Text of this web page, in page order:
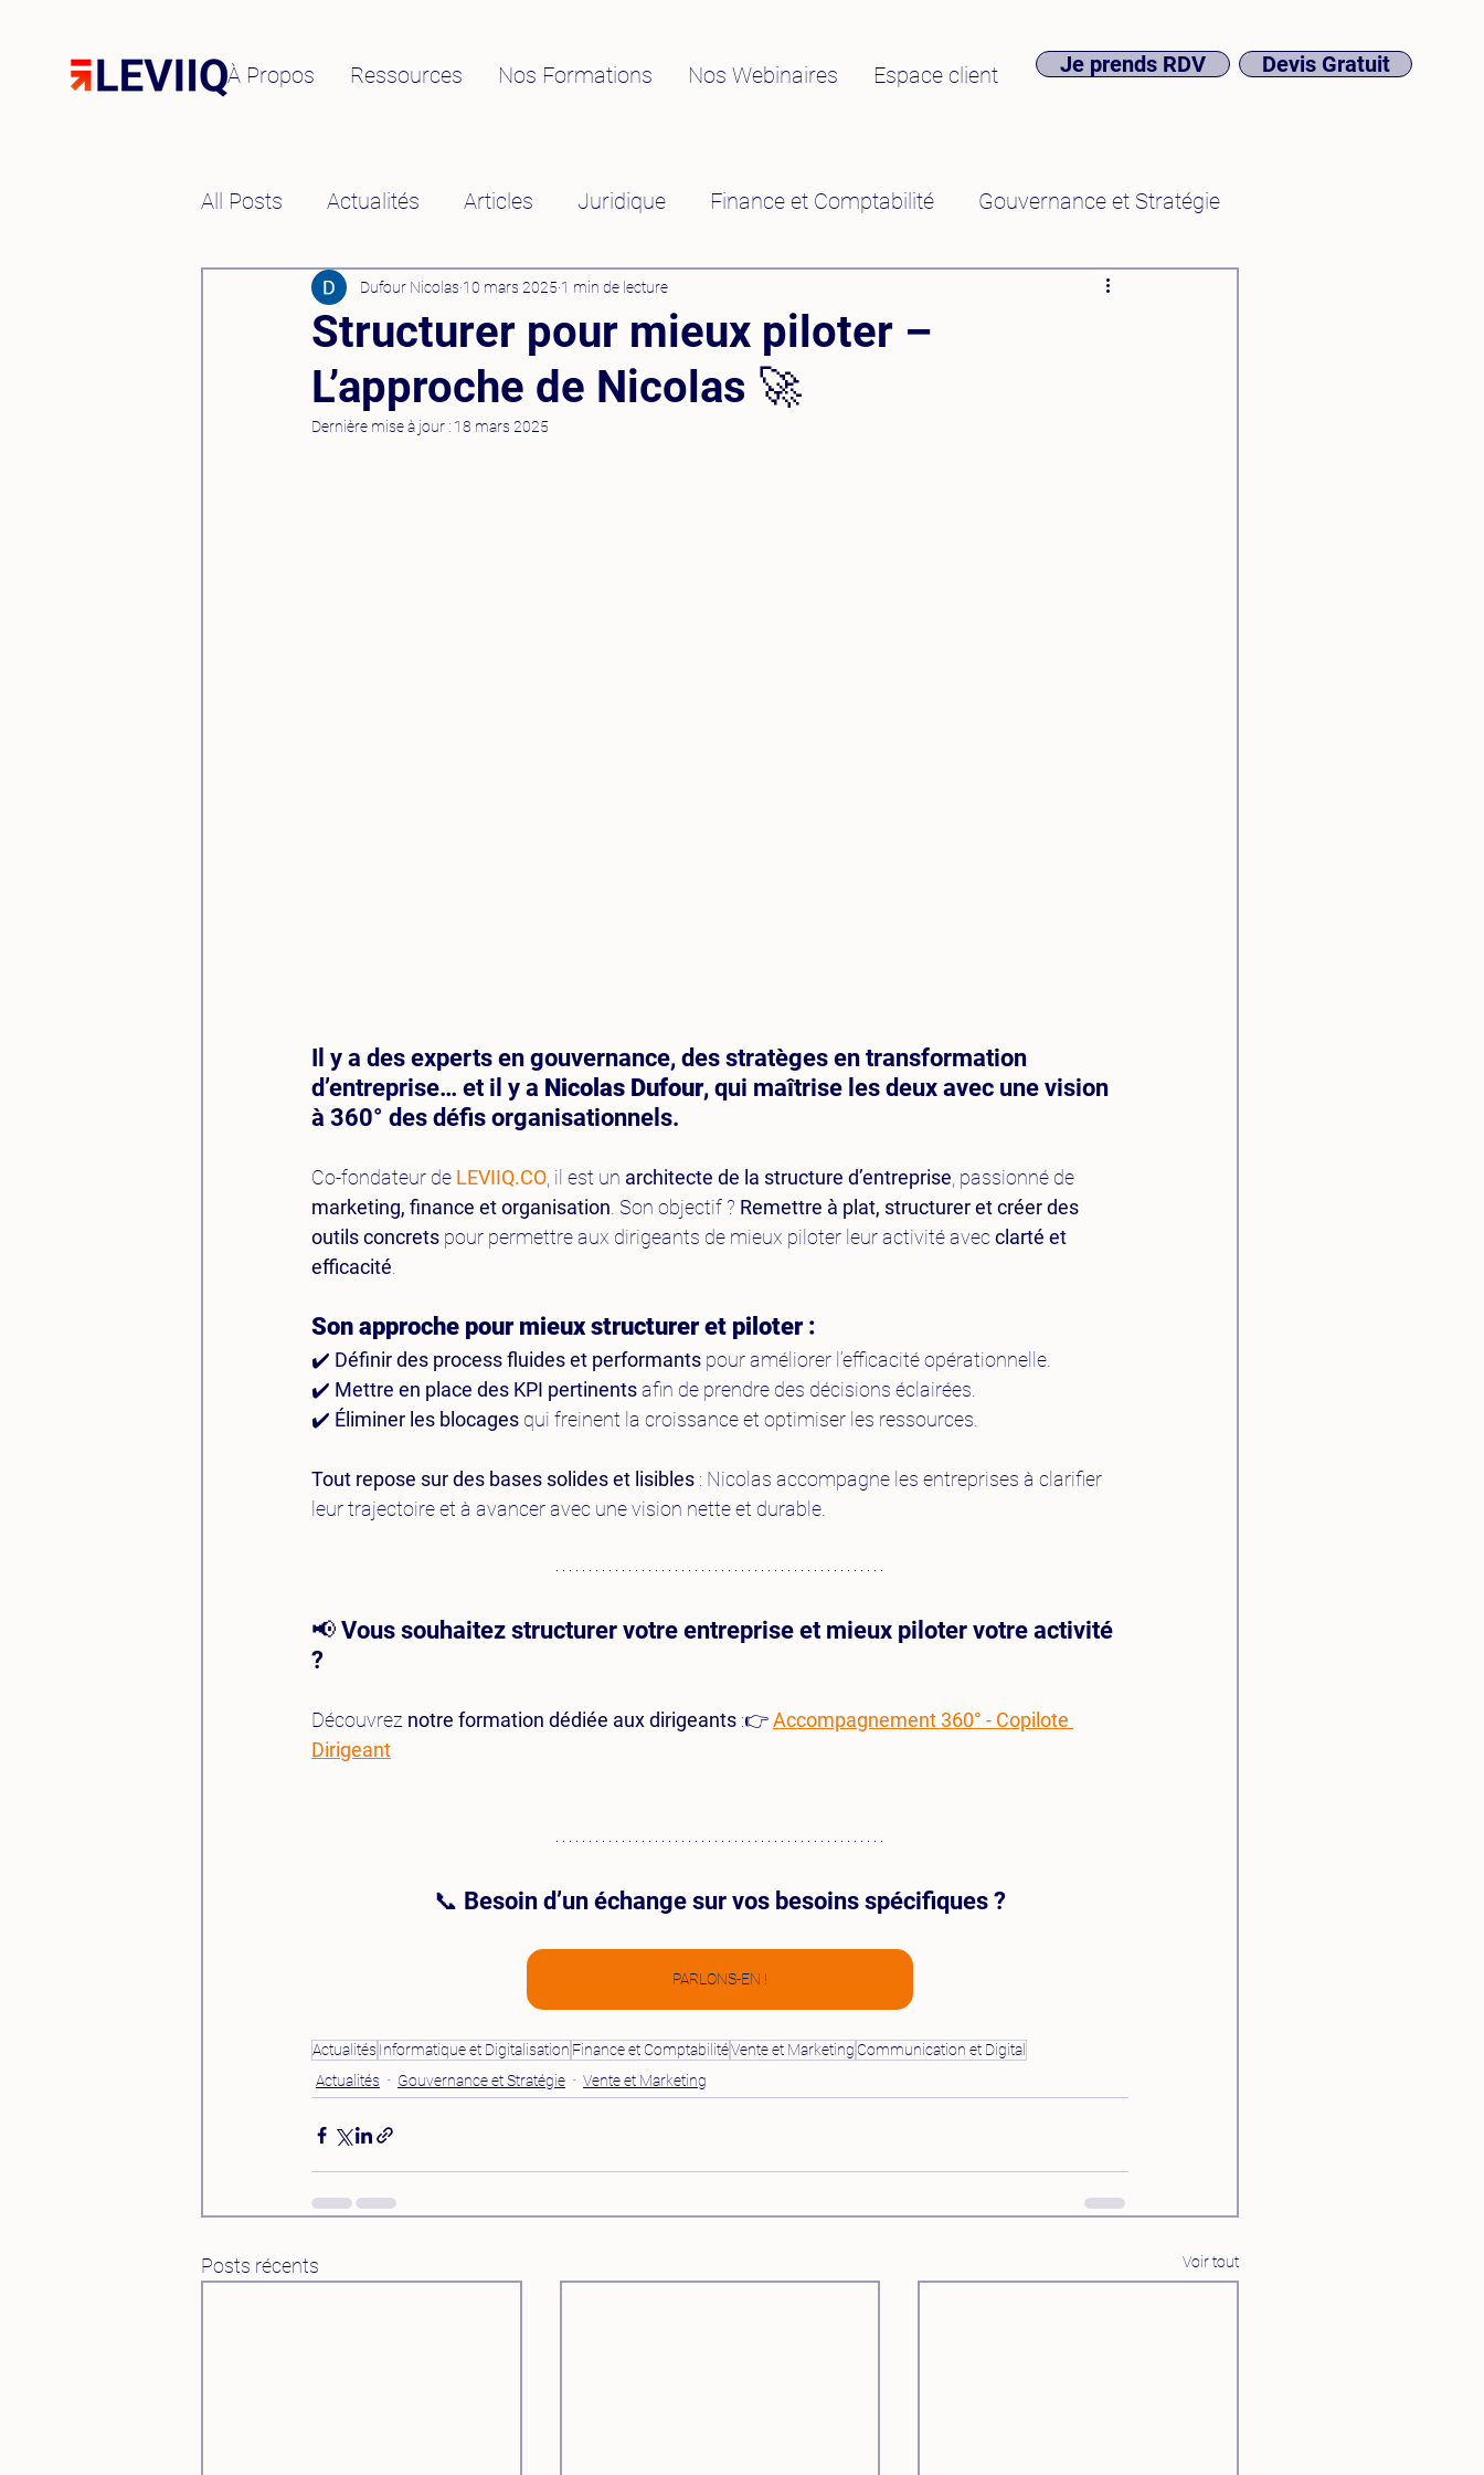
À Propos Ressources Nos Formations Nos Webinaires Espace client Je prends RDV Devis Gratuit
All Posts Actualités Articles Juridique Finance et Comptabilité Gouvernance et Stratégie
Ressources Humaines Vente et Marketing
Prise de Parole et Communication Informatique et Digitalisation
Structurer pour mieux piloter –
L’approche de Nicolas 🚀
Dufour Nicolas 10 mars 2025 1 min de lecture
Dernière mise à jour : 18 mars 2025
Il y a des experts en gouvernance, des stratèges en transformation
d’entreprise… et il y a Nicolas Dufour, qui maîtrise les deux avec une vision
à 360° des défis organisationnels.
Co-fondateur de LEVIIQ.CO, il est un architecte de la structure d’entreprise, passionné de
marketing, finance et organisation. Son objectif ? Remettre à plat, structurer et créer des
outils concrets pour permettre aux dirigeants de mieux piloter leur activité avec clarté et
efficacité.
Son approche pour mieux structurer et piloter :
✔️ Définir des process fluides et performants pour améliorer l’efficacité opérationnelle.
✔️ Mettre en place des KPI pertinents afin de prendre des décisions éclairées.
✔️ Éliminer les blocages qui freinent la croissance et optimiser les ressources.
Tout repose sur des bases solides et lisibles : Nicolas accompagne les entreprises à clarifier
leur trajectoire et à avancer avec une vision nette et durable.
📢 Vous souhaitez structurer votre entreprise et mieux piloter votre activité
?
Découvrez notre formation dédiée aux dirigeants :👉 Accompagnement 360° - Copilote
Dirigeant
📞 Besoin d’un échange sur vos besoins spécifiques ?
PARLONS-EN !
Actualités Informatique et Digitalisation Finance et ComptabilitéVente et Marketing Communication et Digital
Actualités
Gouvernance et Stratégie Vente et Marketing
Posts récents Voir tout